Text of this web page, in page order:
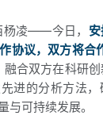
杨凌——今日，
协议，双方将合
融合双方在科研
进的分析方法
与可持续发展。